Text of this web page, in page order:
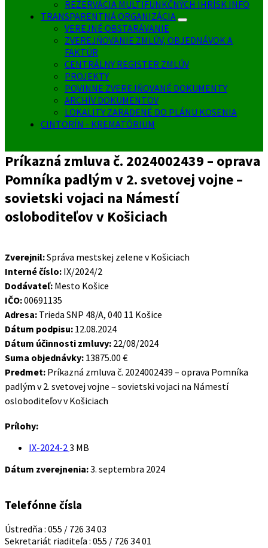
REZERVÁCIA MULTIFUNKČNÝCH IHRÍSK INFO
TRANSPARENTNÁ ORGANIZÁCIA
VEREJNÉ OBSTARÁVANIE
ZVEREJŇOVANIE ZMLÚV, OBJEDNÁVOK A
FAKTÚR
CENTRÁLNY REGISTER ZMLÚV
PROJEKTY
POVINNE ZVEREJŇOVANÉ DOKUMENTY
ARCHÍV DOKUMENTOV
LOKALITY ZARADENÉ DO PLÁNU KOSENIA
CINTORÍN - KREMATÓRIUM
Príkazná zmluva č. 2024002439 – oprava
Pomníka padlým v 2. svetovej vojne –
sovietski vojaci na Námestí
osloboditeľov v Košiciach
Zverejnil:Správa mestskej zelene v Košiciach
Interné číslo: IX/2024/2
Dodávateľ: Mesto Košice
IČO:00691135
Adresa: Trieda SNP 48/A, 040 11 Košice
Dátum podpisu: 12.08.2024
Dátum účinnosti zmluvy: 22/08/2024
Suma objednávky: 13875.00 €
Predmet: Príkazná zmluva č. 2024002439 – oprava Pomníka
padlým v 2. svetovej vojne – sovietski vojaci na Námestí
osloboditeľov v Košiciach
Prílohy:
IX-2024-2 Veľkosť
3 MB
Dátum zverejnenia:3. septembra 2024
Telefónne čísla
Ústredňa : 055 / 726 34 03
Sekretariát riaditeľa : 055 / 726 34 01